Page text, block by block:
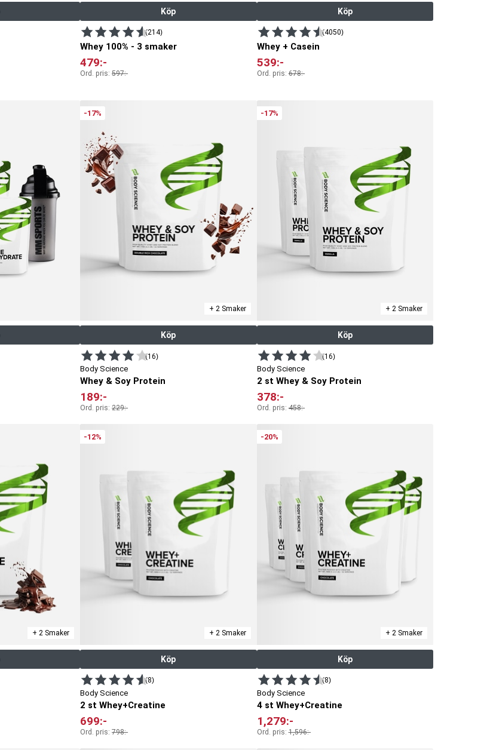
Köp
(214)
Whey 100% - 3 smaker
479:-
Ord. pris: 597:-
Köp
(4050)
Whey + Casein
539:-
Ord. pris:678:-
-17%
+ 2 Smaker
Köp
(16)
Body Science
Whey & Soy Protein
189:-
Ord. pris: 229:-
-17%
+ 2 Smaker
Köp
(16)
Body Science
2 st Whey & Soy Protein
378:-
Ord. pris:458:-
+ 2 Smaker
-12%
+ 2 Smaker
Köp
(8)
Body Science
2 st Whey+Creatine
699:-
Ord. pris: 798:-
-20%
+ 2 Smaker
Köp
(8)
Body Science
4 st Whey+Creatine
1,279:-
Ord. pris:1,596:-